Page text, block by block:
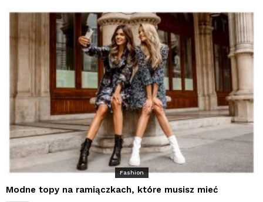
Fashion
Modne topy na ramiączkach, które musisz mieć